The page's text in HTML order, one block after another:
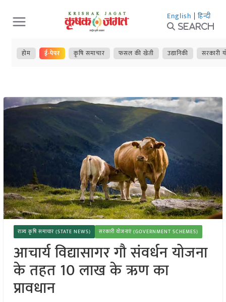
Skip
to
content
English | हिन्दी
Search
होम ई-पेपर कृषि समाचार फसल की खेती उद्यानिकी सरकारी
राज्य कृषि समाचार (STATE NEWS) सरकारी योजनाएं (GOVERNMENT SCHEMES)
आचार्य विद्यासागर गौ संवर्धन योजना
के तहत 10 लाख के ऋण का
प्रावधान